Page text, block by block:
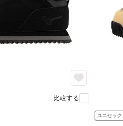
比較する
ユニセック